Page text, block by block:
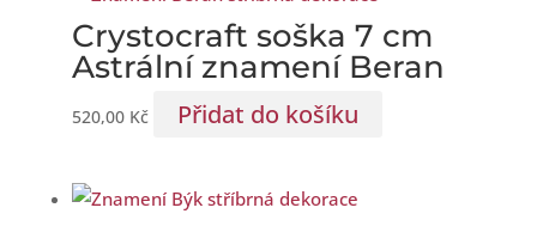
Crystocraft soška 7 cm
Astrální znamení Beran
520,00 Kč Přidat do košíku